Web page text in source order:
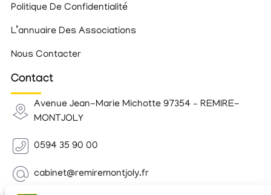
Politique De Confidentialité
L’annuaire Des Associations
Nous Contacter
Contact
Avenue Jean-Marie Michotte 97354 – REMIRE-
MONTJOLY
0594 35 90 00
cabinet@remiremontjoly.fr